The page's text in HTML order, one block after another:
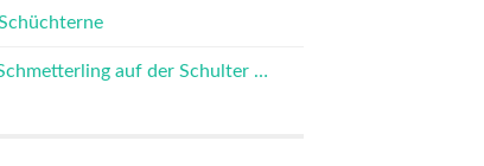
auf der Schulter …